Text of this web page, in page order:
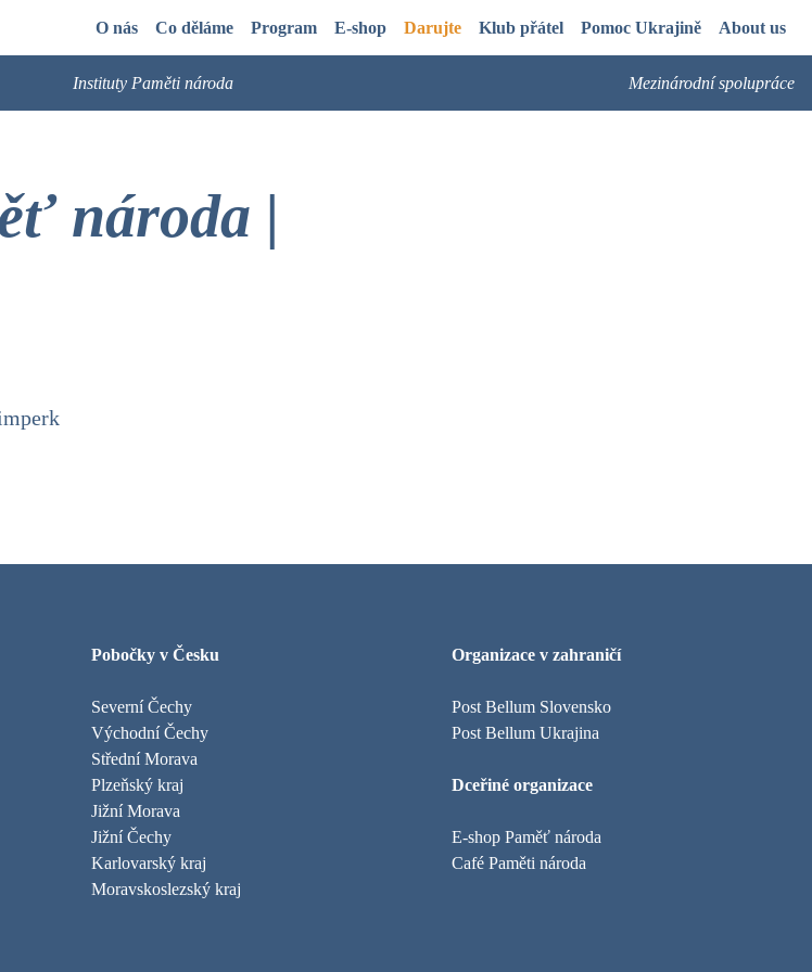
O nás Co děláme Program E-shop Darujte Klub přátel Pomoc Ukrajině About us
Instituty Paměti národa Mezinárodní spolupráce
národa |
Pobočky v Česku
Severní Čechy
Východní Čechy
Střední Morava
Plzeňský kraj
Jižní Morava
Jižní Čechy
Karlovarský kraj
Moravskoslezský kraj
Organizace v zahraničí
Post Bellum Slovensko
Post Bellum Ukrajina
Dceřiné organizace
E-shop Paměť národa
Café Paměti národa